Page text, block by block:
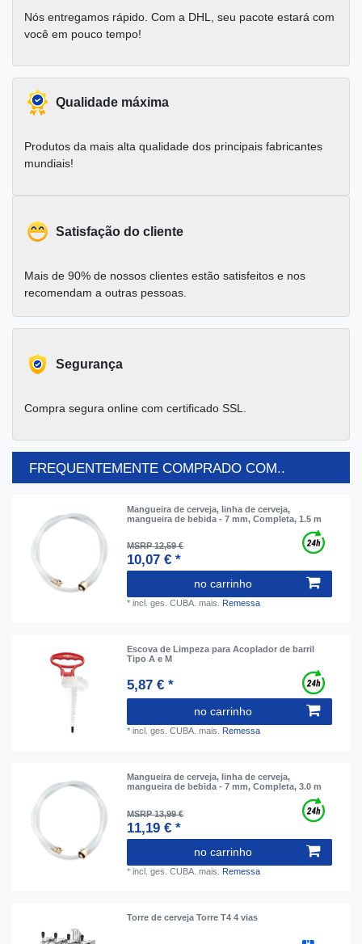
Nós entregamos rápido. Com a DHL, seu pacote estará com
você em pouco tempo!
Qualidade máxima
Produtos da mais alta qualidade dos principais fabricantes
mundiais!
Satisfação do cliente
Mais de 90% de nossos clientes estão satisfeitos e nos
recomendam a outras pessoas.
Segurança
Compra segura online com certificado SSL.
FREQUENTEMENTE COMPRADO COM..
Mangueira de cerveja, linha de cerveja,
mangueira de bebida - 7 mm, Completa, 1.5 m
MSRP 12,59 €
10,07 € *
no carrinho
*incl. ges. CUBA. mais. Remessa
Escova de Limpeza para Acoplador de barril
Tipo A e M
5,87 € *
no carrinho
*incl. ges. CUBA. mais. Remessa
Mangueira de cerveja, linha de cerveja,
mangueira de bebida - 7 mm, Completa, 3.0 m
MSRP 13,99 €
11,19 € *
no carrinho
*incl. ges. CUBA. mais. Remessa
Torre de cerveja Torre T4 4 vias